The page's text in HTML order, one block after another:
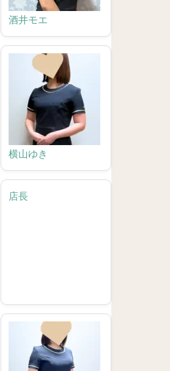
酒井モエ
横山ゆき
店長